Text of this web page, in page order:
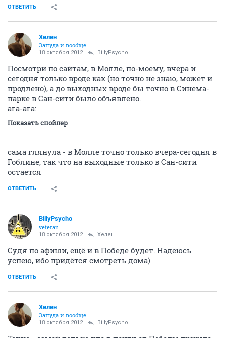
ОТВЕТИТЬ
Хелен
Зануда и вообще
18 октября 2012 BillyPsycho
Посмотри по сайтам, в Молле, по-моему, вчера и
сегодня только вроде как (но точно не знаю, может и
продлено), а до выходных вроде бы точно в Синема-
парке в Сан-сити было объявлено.
ага-ага:
Показать спойлер
сама глянула - в Молле точно только вчера-сегодня в
Гоблине, так что на выходные только в Сан-сити
остается
ОТВЕТИТЬ
BillyPsycho
veteran
18 октября 2012 Хелен
Судя по афиши, ещё и в Победе будет. Надеюсь
успею, ибо придётся смотреть дома)
ОТВЕТИТЬ
Хелен
Зануда и вообще
18 октября 2012 BillyPsycho